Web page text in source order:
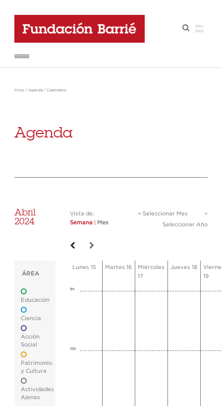
·
GAL-
ENG
Inicio / Agenda / Calendario
Agenda
Abril
2024
Vista de:
Semana
Mes
Seleccionar Mes
Seleccionar Año
ÁREA
Educación
Ciencia
Acción
Social
Patrimonio
y Cultura
Actividades
Ajenas
Lunes 15 Martes 16
Miércoles
17
Jueves 18
19
9h
10h